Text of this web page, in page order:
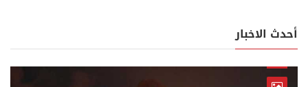
أحدث الاخبار